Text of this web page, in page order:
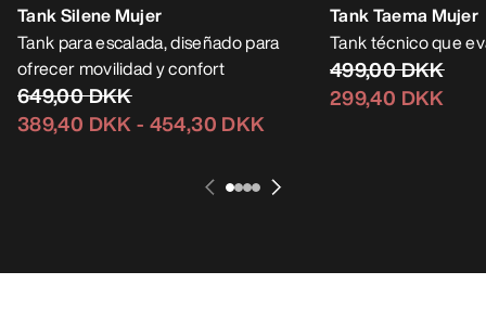
Tank Silene Mujer
Tank para escalada, diseñado para
ofrecer movilidad y confort
649,00 DKK
389,40 DKK- 454,30 DKK
Tank Taema Mujer
Tank técnico que
499,00 DKK
299,40 DKK